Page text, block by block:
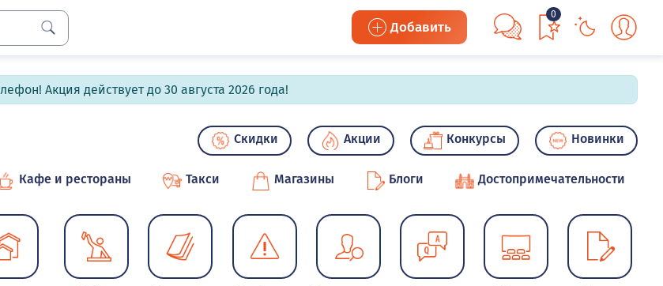
Добавить
0
Акция действует до 30 августа 2026 года!
Скидки Акции Конкурсы Новинки
Кафе и рестораны Такси Магазины Блоги Достопримечательности